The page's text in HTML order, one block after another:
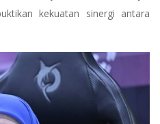
kekuatan sinergi antara